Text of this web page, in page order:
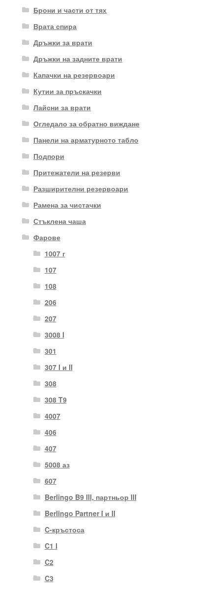
Брони и части от тях
Врата спира
Дръжки за врати
Дръжки на задните врати
Капачки на резервоари
Кутии за пръскачки
Лайсни за врати
Огледало за обратно виждане
Панели на арматурното табло
Подпори
Притежатели на резерви
Разширителни резервоари
Рамена за чистачки
Стъклена чаша
Фарове
1007 г
107
108
206
207
3008 I
301
307 I и II
308
308 T9
4007
406
407
5008 аз
607
Berlingo B9 III, партньор III
Berlingo Partner I и II
C-кръстоса
C1 I
C2
C3